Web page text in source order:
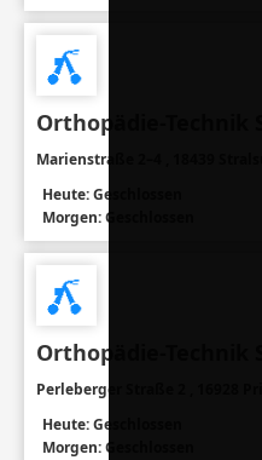
Orthopädie-Technik
Marienstraße 2–4 , 18439
Heute: Geschlossen
Morgen: Geschlossen
Orthopädie-Technik
Perleberger Straße 2 , 16928
Heute: Geschlossen
Morgen: Geschlossen